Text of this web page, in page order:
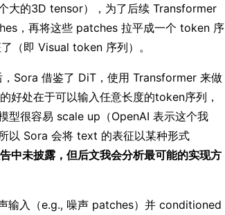
大的3D tensor），为了后续 Transformer
，再将这些 patches 拉平成一个 token 序
（即 Visual token 序列）。
Sora 借鉴了 DiT，使用 Transformer 来做
处在于可以输入任意长度的token序列，
型很容易 scale up（OpenAI 表示这个我
以 Sora 会将 text 的表征以某种形式
告中未披露，但后文我会分析最可能的实现方
输入（e.g., 噪声 patches）并 conditioned